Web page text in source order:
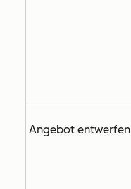
Angebot entwerfen